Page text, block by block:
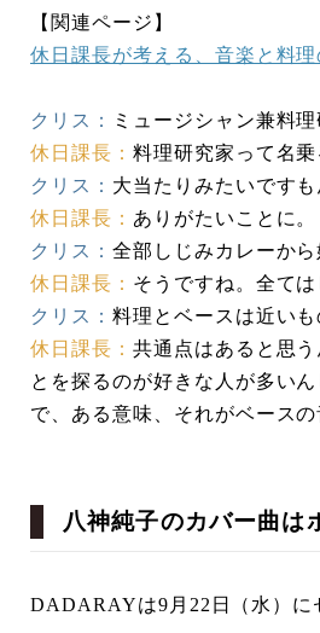
【関連ページ】
休日課長が考える、音楽と料
クリス：
ミュージシャン兼料
休日課長： 料理研究家って名
クリス： 大当たりみたいですも
休日課長： ありがたいことに。
クリス： 全部しじみカレーか
休日課長： そうですね。全て
クリス： 料理とベースは近い
休日課長： 共通点はあると思
とを探るのが好きな人が多い
で、ある意味、それがベース
八神純子のカバー曲は
DADARAYは9月22日（水）に